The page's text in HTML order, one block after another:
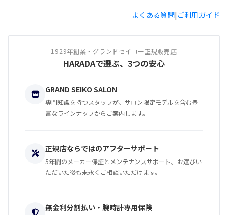
よくある質問| ご利用ガイド
1929年創業・グランドセイコー正規販売店
HARADAで選ぶ、3つの安心
GRAND SEIKO SALON
専門知識を持つスタッフが、サロン限定モデルを含む豊
富なラインナップからご案内します。
正規店ならではのアフターサポート
5年間のメーカー保証とメンテナンスサポート。お選びい
ただいた後も末永くご相談いただけます。
無金利分割払い・腕時計専用保険